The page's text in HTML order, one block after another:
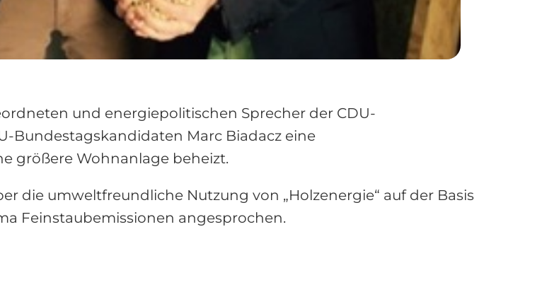
und energiepolitischen Sprecher der CDU-
Bundestagskandidaten Marc Biadacz eine
größere Wohnanlage beheizt.
die umweltfreundliche Nutzung von „Holzenergie“ auf der Basis
Feinstaubemissionen angesprochen.